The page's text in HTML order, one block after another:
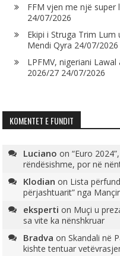
FFM vjen me një super
24/07/2026
Ekipi i Struga Trim
Mendi Qyra 24/07/2026
LPFMV, nigeriani
2026/27 24/07/2026
KOMENTET E FUNDIT
Luciano on“Euro
rëndësishme, por në
Klodian on Lista
përjashtuarit” nga
eksperti on Muçi u
sa vite ka nënshkruar
Bradva onSkandali në
kishte tentuar